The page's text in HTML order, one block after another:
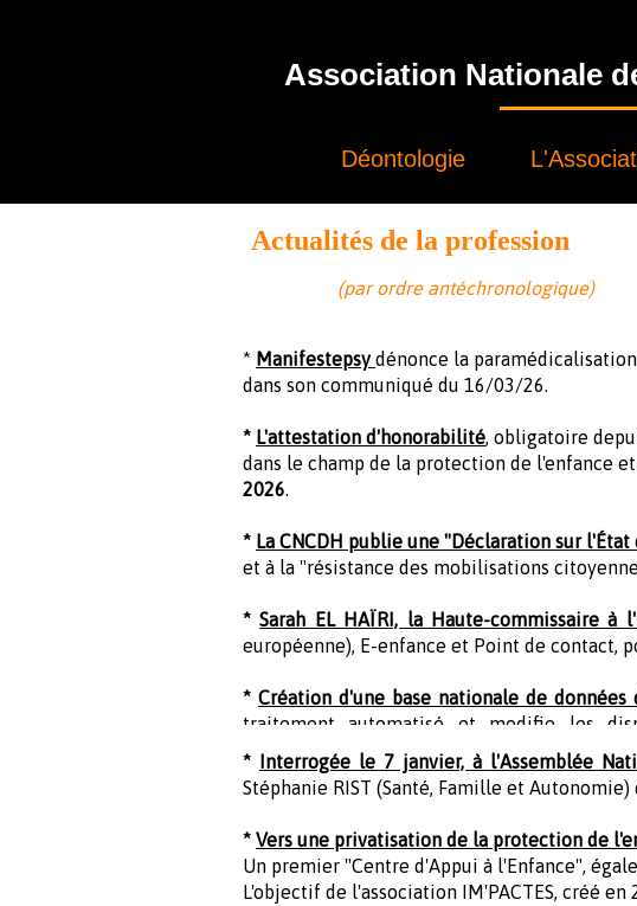
Association Nationale
Déontologie
Actualités de la profession
(par ordre antéchronologique)
* Manifestepsy dénonce la
dans son communiqué du 16/03/26.
* L'attestation d'honorabilité, obligatoire
dans le champ de la protection de l'enfance
2026.
* La CNCDH publie une "Déclaration sur
et à la "résistance des mobilisations
*Sarah EL HAÏRI, la Haute-commissaire à
européenne), E-enfance et Point de contact,
* Création d'une base nationale de
traitement automatisé et modifie les
réglementaire").
* Interrogée le 7 janvier, à l'Assemblée
Stéphanie RIST (Santé, Famille et
* Vers une privatisation de la protection de
Un premier "Centre d'Appui à l'Enfance",
L'objectif de l'association IM'PACTES, créé